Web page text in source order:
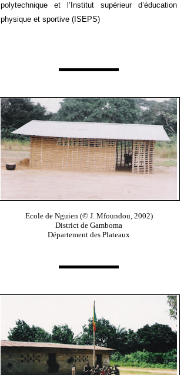
polytechnique et l’Institut supérieur d’éducation
physique et sportive (ISEPS)
Ecole de Nguien(© J. Mfoundou, 2002)
District de Gamboma
Département des Plateaux